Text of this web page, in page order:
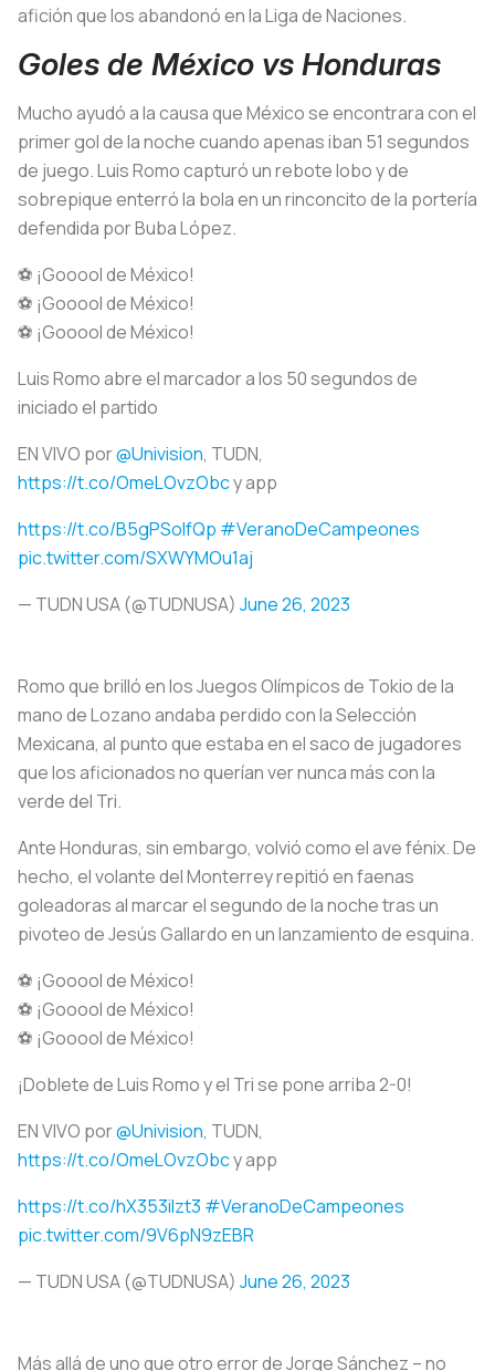
afición que los abandonó en la Liga de Naciones.
Goles de México vs Honduras
Mucho ayudó a la causa que México se encontrara con el
primer gol de la noche cuando apenas iban 51 segundos
de juego. Luis Romo capturó un rebote lobo y de
sobrepique enterró la bola en un rinconcito de la portería
defendida por Buba López.
⚽️ ¡Gooool de México!
⚽️ ¡Gooool de México!
⚽️ ¡Gooool de México!
Luis Romo abre el marcador a los 50 segundos de
iniciado el partido
EN VIVO por@Univision, TUDN,
https://t.co/OmeLOvzObcy app
https://t.co/B5gPSoIfQp #VeranoDeCampeones
pic.twitter.com/SXWYMOu1aj
— TUDN USA (@TUDNUSA) June 26, 2023
Romo que brilló en los Juegos Olímpicos de Tokio de la
mano de Lozano andaba perdido con la Selección
Mexicana, al punto que estaba en el saco de jugadores
que los aficionados no querían ver nunca más con la
verde del Tri.
Ante Honduras, sin embargo, volvió como el ave fénix. De
hecho, el volante del Monterrey repitió en faenas
goleadoras al marcar el segundo de la noche tras un
pivoteo de Jesús Gallardo en un lanzamiento de esquina.
⚽️ ¡Gooool de México!
⚽️ ¡Gooool de México!
⚽️ ¡Gooool de México!
¡Doblete de Luis Romo y el Tri se pone arriba 2-0!
EN VIVO por@Univision, TUDN,
https://t.co/OmeLOvzObcy app
https://t.co/hX353ilzt3 #VeranoDeCampeones
pic.twitter.com/9V6pN9zEBR
— TUDN USA (@TUDNUSA) June 26, 2023
Más allá de uno que otro error de Jorge Sánchez – no